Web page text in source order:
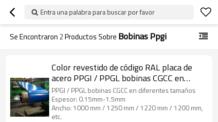
Entra una palabra para buscar por favor
Se Encontraron 2Productos Sobre Bobinas Ppgi
Color revestido de código RAL placa de
acero PPGI / PPGL bobinas CGCC en
diferentes tamaños
PPGI / PPGL bobinas CGCC en diferentes tamaños
Espesor: 0.15mm-1.5mm
Ancho: 1000 mm / 1250 mm / 1220 mm / 1200 mm,
etc.